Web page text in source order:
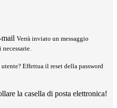
Verrà inviato un messaggio
Effettua il reset della password
la casella di posta elettronica!